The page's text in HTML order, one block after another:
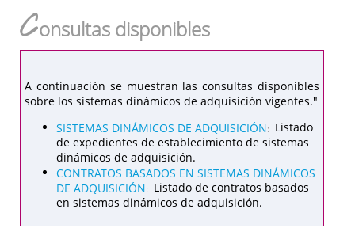
Consultas disponibles
A continuación se muestran las consultas disponibles
sobre los sistemas dinámicos de adquisición vigentes."
SISTEMAS DINÁMICOS DE ADQUISICIÓN: Listado
de expedientes de establecimiento de sistemas
dinámicos de adquisición.
CONTRATOS BASADOS EN SISTEMAS DINÁMICOS
DE ADQUISICIÓN: Listado de contratos basados
en sistemas dinámicos de adquisición.